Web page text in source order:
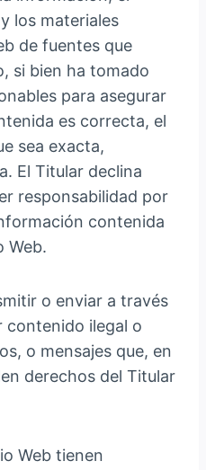
los materiales
de fuentes que
si bien ha tomado
para asegurar
es correcta, el
sea exacta,
El Titular declina
responsabilidad por
contenida
Web.
o enviar a través
contenido ilegal o
o mensajes que, en
derechos del Titular
Web tienen